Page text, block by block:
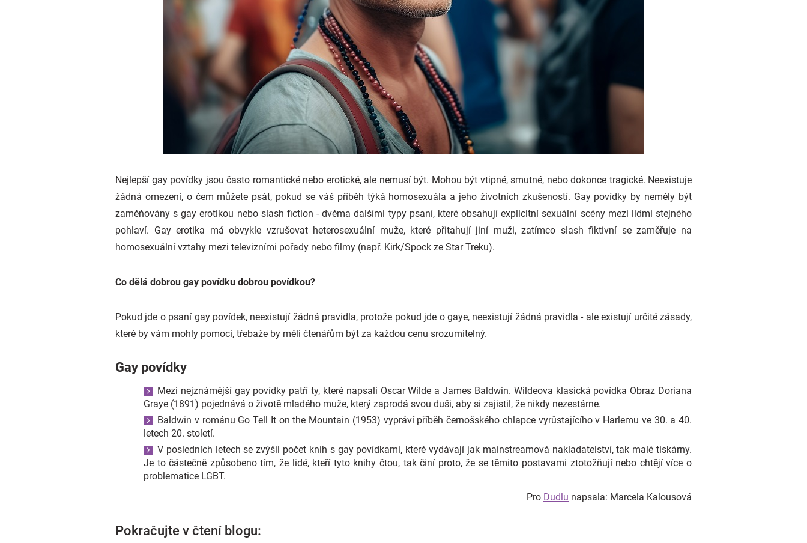
Nejlepší gay povídky jsou často romantické nebo erotické, ale nemusí být. Mohou být vtipné, smutné, nebo dokonce tragické. Neexistuje
žádná omezení, o čem můžete psát, pokud se váš příběh týká homosexuála a jeho životních zkušeností. Gay povídky by neměly být
zaměňovány s gay erotikou nebo slash fiction - dvěma dalšími typy psaní, které obsahují explicitní sexuální scény mezi lidmi stejného
pohlaví. Gay erotika má obvykle vzrušovat heterosexuální muže, které přitahují jiní muži, zatímco slash fiktivní se zaměřuje na
homosexuální vztahy mezi televizními pořady nebo filmy (např. Kirk/Spock ze Star Treku).
Co dělá dobrou gay povídku dobrou povídkou?
Pokud jde o psaní gay povídek, neexistují žádná pravidla, protože pokud jde o gaye, neexistují žádná pravidla - ale existují určité zásady,
které by vám mohly pomoci, třebaže by měli čtenářům být za každou cenu srozumitelný.
Gay povídky
Mezi nejznámější gay povídky patří ty, které napsali Oscar Wilde a James Baldwin. Wildeova klasická povídka Obraz Doriana
Graye (1891) pojednává o životě mladého muže, který zaprodá svou duši, aby si zajistil, že nikdy nezestárne.
Baldwin v románu Go Tell It on the Mountain (1953) vypráví příběh černošského chlapce vyrůstajícího v Harlemu ve 30. a 40.
letech 20. století.
V posledních letech se zvýšil počet knih s gay povídkami, které vydávají jak mainstreamová nakladatelství, tak malé tiskárny.
Je to částečně způsobeno tím, že lidé, kteří tyto knihy čtou, tak činí proto, že se těmito postavami ztotožňují nebo chtějí více o
problematice LGBT.
Pro Dudlu napsala: Marcela Kalousová
Pokračujte v čtení blogu: